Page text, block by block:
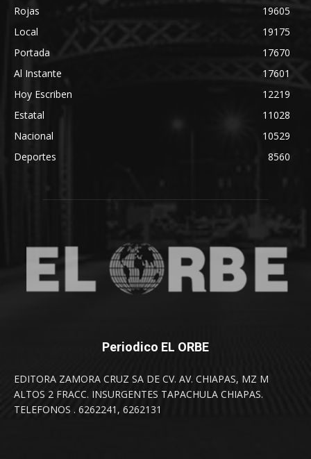
Rojas
19605
Local
19175
Portada
17670
Al Instante
17601
Hoy Escriben
12219
Estatal
11028
Nacional
10529
Deportes
8560
Periodico EL ORBE
EDITORA ZAMORA CRUZ SA DE CV. AV. CHIAPAS, MZ M
ALTOS 2 FRACC. INSURGENTES TAPACHULA CHIAPAS.
TELEFONOS . 6262241, 6262131